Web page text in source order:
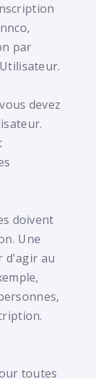
par
devez
doivent
Une
d'agir au
toutes